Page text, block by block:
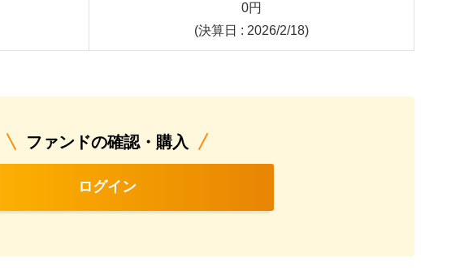
0円
(決算日 : 2026/2/18)
ファンドの確認・購入
ログイン